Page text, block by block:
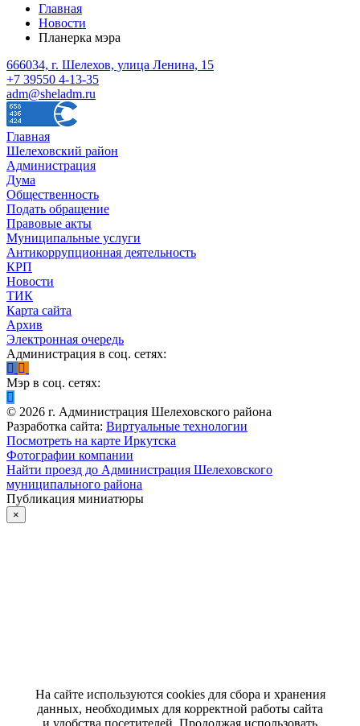
Главная
Новости
Планерка мэра
666034, г. Шелехов, улица Ленина, 15
+7 39550 4-13-35
adm@sheladm.ru
Главная
Шелеховский район
Администрация
Дума
Общественность
Подать обращение
Правовые акты
Муниципальные услуги
Антикоррупционная деятельность
КРП
Новости
ТИК
Карта сайта
Архив
Электронная очередь
Администрация в соц. сетях:
Мэр в соц. сетях:
© 2026 г. Администрация Шелеховского района
Разработка сайта: Виртуальные технологии
Посмотреть на карте Иркутска
Фотографии компании
Найти проезд до Администрация Шелеховского
муниципального района
Публикация миниатюры
×
На сайте используются cookies для сбора и хранения
данных, необходимых для корректной работы сайта
и удобства посетителей. Продолжая использовать